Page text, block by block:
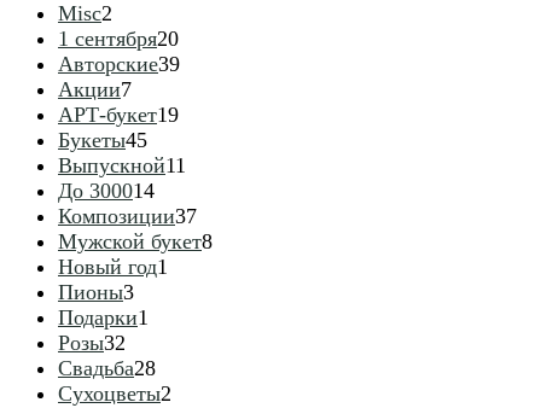
Misc2
товара
1 сентября2020
товаров
Авторские3939
Акции77
товаров
АРТ-букет1919
Букеты4545
товаров
Выпускной11
До 30001414
товаров
Композиции3737
товаров
Мужской букет88
Новый год1
Пионы33
товара
Подарки1
Розы32
товара
Свадьба2828
товаров
Сухоцветы2